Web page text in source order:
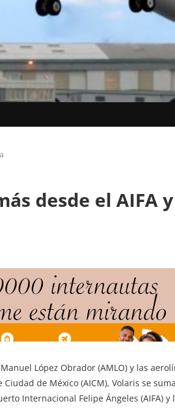
desde el AIFA y
López Obrador (AMLO) y las
de México (AICM), Volaris se
Internacional Felipe Ángeles (AIFA) y